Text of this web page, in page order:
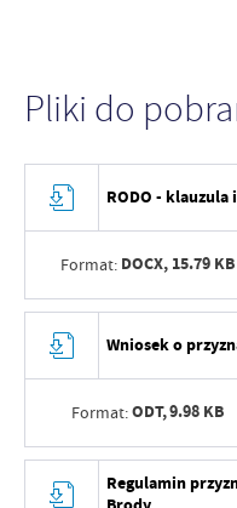
Pliki do
RODO -
Format: DOCX, 15.79 KB
Wniosek o
Format:ODT,9.98 KB
Regulamin